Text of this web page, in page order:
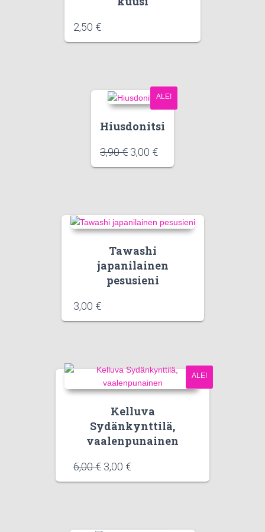
2,50 €
ALE!
Hiusdonitsi
3,90€ 3,00 €
Tawashi
japanilainen
pesusieni
3,00 €
ALE!
Kelluva
Sydänkynttilä,
vaalenpunainen
6,00€ 3,00 €